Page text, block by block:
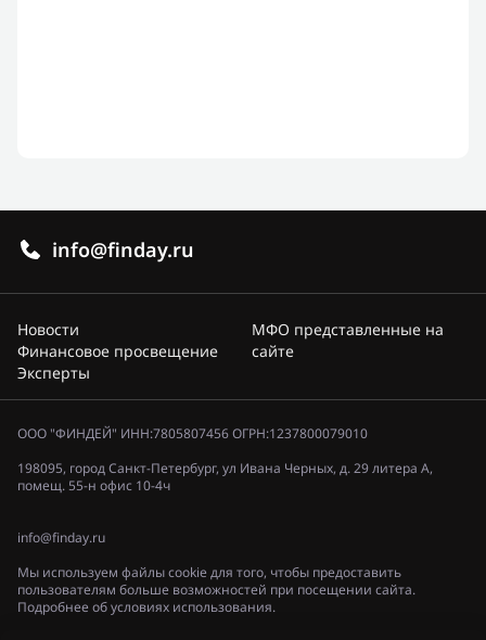
info@finday.ru
Новости
Финансовое просвещение
Эксперты
МФО представленные на
сайте
ООО "ФИНДЕЙ" ИНН:7805807456 ОГРН:1237800079010
198095, город Санкт-Петербург, ул Ивана Черных, д. 29 литера А,
помещ. 55-н офис 10-4ч
info@finday.ru
Мы используем файлы cookie для того, чтобы предоставить
пользователям больше возможностей при посещении сайта.
Подробнее об условиях использования.